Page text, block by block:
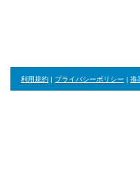
利用規約 | プライバシーポリシー | 推